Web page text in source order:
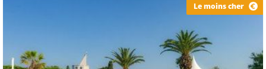
Le moins cher